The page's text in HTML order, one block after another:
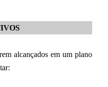
alcançados em um plano